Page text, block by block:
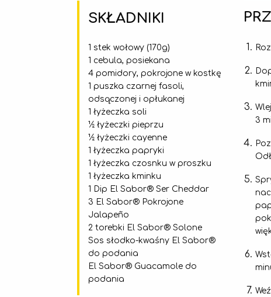
SKŁADNIKI
1 stek wołowy (170g)
1 cebula, posiekana
4 pomidory, pokrojone w kostkę
1 puszka czarnej fasoli,
odsączonej i opłukanej
1 łyżeczka soli
½ łyżeczki pieprzu
½ łyżeczki cayenne
1 łyżeczka papryki
1 łyżeczka czosnku w proszku
1 łyżeczka kminku
1 Dip El Sabor® Ser Cheddar
3 El Sabor® Pokrojone
Jalapeño
2 torebki El Sabor® Solone
Sos słodko-kwaśny El Sabor®
do podania
El Sabor® Guacamole do
podania
3